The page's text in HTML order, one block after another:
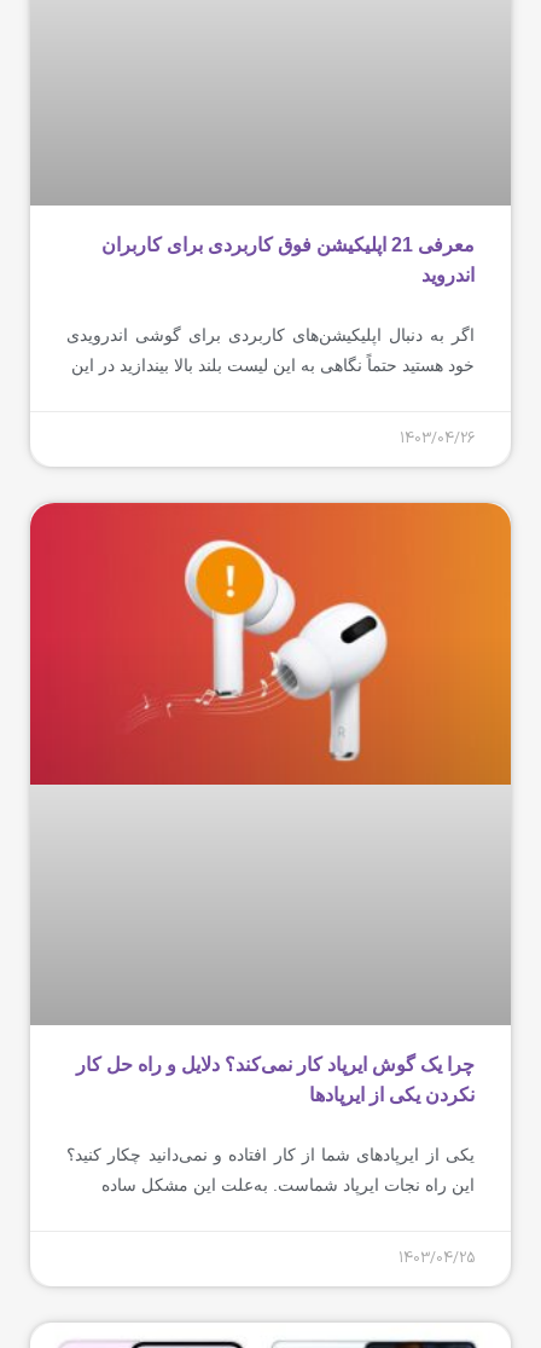
معرفی 21 اپلیکیشن فوق کاربردی برای کاربران
اندروید
اگر به دنبال اپلیکیشن‌های کاربردی برای گوشی اندرویدی
خود هستید حتماً نگاهی به این لیست بلند بالا بیندازید در این
1403/04/26
چرا یک گوش ایرپاد کار نمی‌کند؟ دلایل و راه حل کار‌
نکردن یکی از ایرپادها
یکی از ایرپادهای شما از‌ کار افتاده و نمی‌دانید چکار کنید؟
این راه نجات ایرپاد شماست. به‌علت این مشکل ساده
1403/04/25